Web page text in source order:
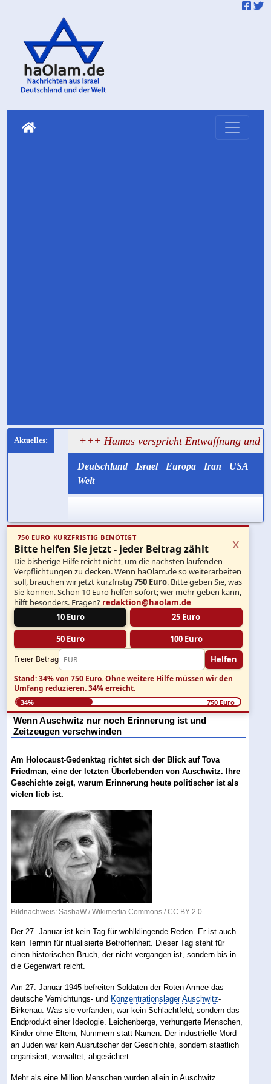
+++ Hamas verspricht Entwaffnung und ruft zugleich
Deutschland Israel Europa Iran
USA
Welt
750 EURO KURZFRISTIG BENÖTIGT
Bitte helfen Sie jetzt - jeder Beitrag zählt
Die bisherige Hilfe reicht nicht, um die nächsten laufenden
Verpflichtungen zu decken. Wenn haOlam.de so weiterarbeiten
soll, brauchen wir jetzt kurzfristig750 Euro. Bitte geben Sie, was
Sie können. Schon 10 Euro helfen sofort; wer mehr geben kann,
hilft besonders. Fragen? redaktion@haolam.de
10 Euro
25 Euro
50 Euro 100 Euro
Freier Betrag Helfen
x
Stand: 34% von 750 Euro.Ohne weitere Hilfe müssen wir den
Umfang reduzieren.34% erreicht.
34% 750 Euro
Wenn Auschwitz nur noch Erinnerung ist und
Zeitzeugen verschwinden
Am Holocaust-Gedenktag richtet sich der Blick auf Tova
Friedman, eine der letzten Überlebenden von Auschwitz. Ihre
Geschichte zeigt, warum Erinnerung heute politischer ist als
vielen lieb ist.
Bildnachweis: SashaW /Wikimedia Commons /CC BY 2.0
Der 27. Januar ist kein Tag für wohlklingende Reden. Er ist auch
kein Termin für ritualisierte Betroffenheit. Dieser Tag steht für
einen historischen Bruch, der nicht vergangen ist, sondern bis in
die Gegenwart reicht.
Am 27. Januar 1945 befreiten Soldaten der Roten Armee das
deutsche Vernichtungs- und Konzentrationslager Auschwitz-
Birkenau. Was sie vorfanden, war kein Schlachtfeld, sondern das
Endprodukt einer Ideologie. Leichenberge, verhungerte Menschen,
Kinder ohne Eltern, Nummern statt Namen. Der industrielle Mord
an Juden war kein Ausrutscher der Geschichte, sondern staatlich
organisiert, verwaltet, abgesichert.
Mehr als eine Million Menschen wurden allein in Auschwitz